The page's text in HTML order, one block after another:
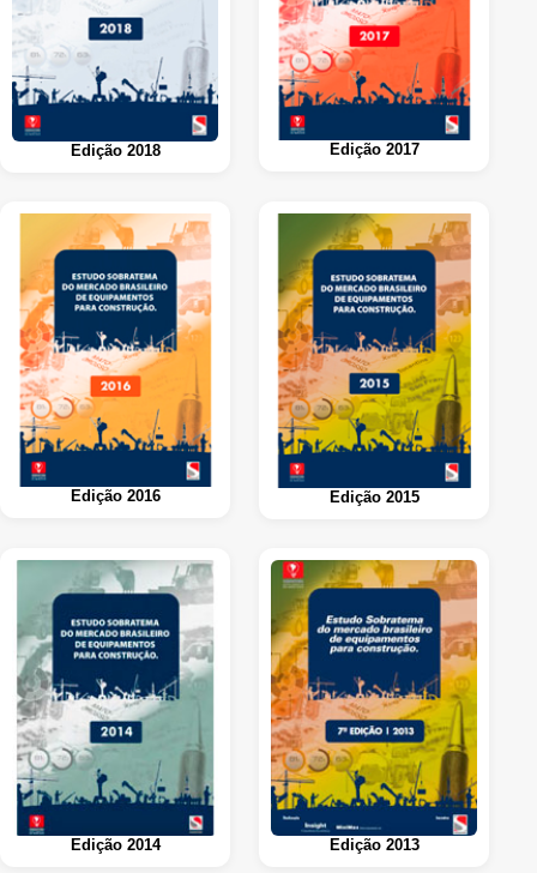
Edição 2018 Edição 2017
Edição 2016 Edição 2015
Edição 2014 Edição 2013